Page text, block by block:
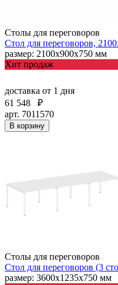
Столы для переговоров
Стол для переговоров,
размер: 2100х900х750 мм
Хит продаж
доставка от 1 дня
61 548
₽
арт. 7011570
В корзину
Столы для переговоров
Стол для переговоров (3
размер: 3600х1235х750 мм